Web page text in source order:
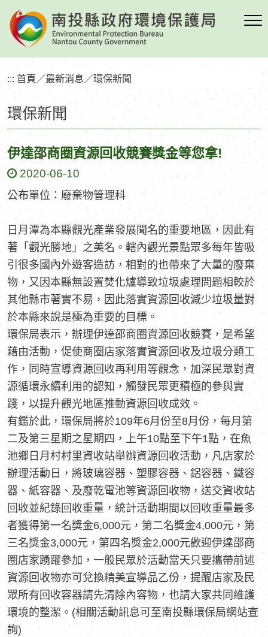
到
要
區
塊環保新聞
::: 首頁 ／最新消息 ／環保新聞
伊達邵商圈資源回收競賽獎金等您拿!
2020-06-10
公布單位：廢棄物管理科
日月潭為本縣觀光產業發展聞名的重要地區，因此有
著「觀光勝地」之美名。轄內觀光景點眾多每年皆吸
引很多國內外遊客造訪，相對的也帶來了大量的廢棄
物，又因本縣無設置焚化爐導致垃圾處理問題相較於
其他縣市著實不易，因此落實資源回收減少垃圾量對
於本縣來說是極為重要的目標。
環保局表示，辦理伊達邵商圈資源回收競賽，是希望
藉由活動，促使商圈店家落實資源回收及垃圾分類工
作，同時宣導資源回收再利用等觀念，加深民眾對資
源循環永續利用的認知，觸發民眾更積極的參與實
踐，以提升觀光地區推動資源回收成效。
有鑑於此，環保局將於109年6月份至8月份，每月第
二及第三星期之星期四，上午10點至下午1點，在魚
池鄉日月村村里資收站舉辦資源回收活動，凡店家於
辦理活動日，將玻璃容器、塑膠容器、鋁容器、鐵容
器、紙容器、及廢乾電池等資源回收物，送交資收站
回收並紀錄回收重量，統計活動期間以回收重量最多
者獲得第一名獎金6,000元，第二名獎金4,000元，第
三名獎金3,000元，第四名獎金2,000元歡迎伊達邵商
圈店家踴躍參加，一般民眾於活動當天只要攜帶前述
資源回收物亦可兌換精美宣導品乙份，提醒店家及民
眾所有回收容器請先清除內容物，也請大家共同維護
環境的整潔。(相關活動訊息可至南投縣環保局網站查
詢)